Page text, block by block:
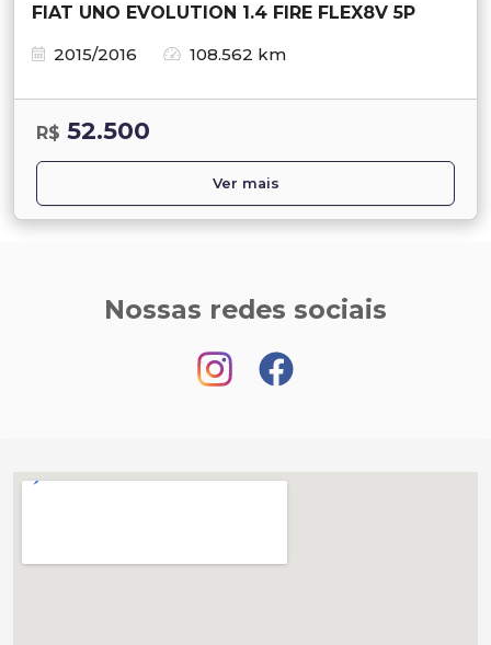
FIAT UNO EVOLUTION 1.4 FIRE FLEX8V 5P
2015/2016
108.562 km
R$ 52.500
Ver mais
Nossas redes sociais